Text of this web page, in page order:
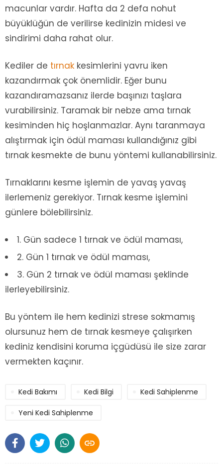

macunlar vardır. Hafta da 2 defa nohut
büyüklüğün de verilirse kedinizin midesi ve
sindirimi daha rahat olur.
Kediler de tırnak kesimlerini yavru iken
kazandırmak çok önemlidir. Eğer bunu
kazandıramazsanız ilerde başınızı taşlara
vurabilirsiniz. Taramak bir nebze ama tırnak
kesiminden hiç hoşlanmazlar. Aynı taranmaya
alıştırmak için ödül maması kullandığınız gibi
tırnak kesmekte de bunu yöntemi kullanabilirsiniz.
Tırnaklarını kesme işlemin de yavaş yavaş
ilerlemeniz gerekiyor. Tırnak kesme işlemini
günlere bölebilirsiniz.
1. Gün sadece 1 tırnak ve ödül maması,
2. Gün 1 tırnak ve ödül maması,
3. Gün 2 tırnak ve ödül maması şeklinde
ilerleyebilirsiniz.
Bu yöntem ile hem kedinizi strese sokmamış
olursunuz hem de tırnak kesmeye çalışırken
kediniz kendisini koruma içgüdüsü ile size zarar
vermekten kaçınır.
Kedi Bakımı Kedi Bilgi Kedi Sahiplenme
Yeni Kedi Sahiplenme